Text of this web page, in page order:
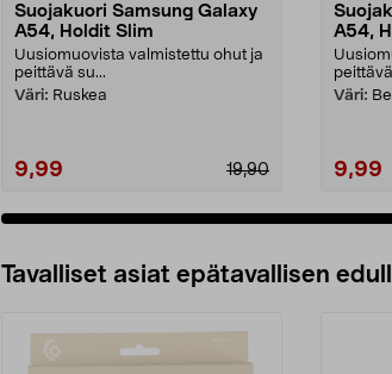
Suojakuori Samsung Galaxy
A54, Holdit Slim
Uusiomuovista valmistettu ohut ja
peittävä su...
Väri: Ruskea
9,99 19,90
A54,
Väri:
9,99
Tavalliset asiat epätavallisen